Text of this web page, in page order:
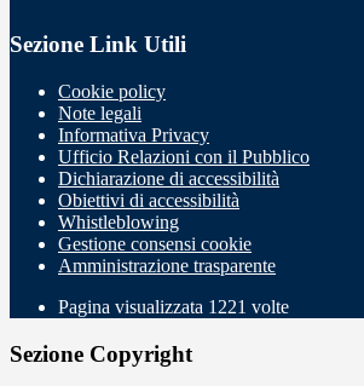
Sezione Link Utili
Cookie policy
Note legali
Informativa Privacy
Ufficio Relazioni con il Pubblico
Dichiarazione di accessibilità
Obiettivi di accessibilità
Whistleblowing
Gestione consensi cookie
Amministrazione trasparente
Pagina visualizzata 1221 volte
Sezione Copyright